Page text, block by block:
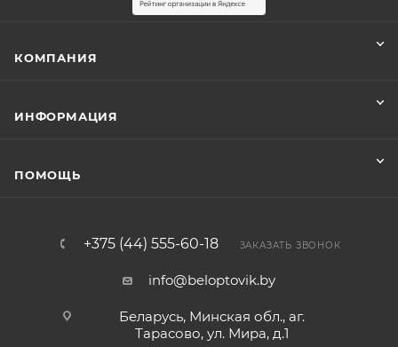
КОМПАНИЯ
ИНФОРМАЦИЯ
ПОМОЩЬ
+375 (44) 555-60-18 ЗАКАЗАТЬ ЗВОНОК
info@beloptovik.by
Беларусь, Минская обл., аг.
Тарасово, ул. Мира, д.1